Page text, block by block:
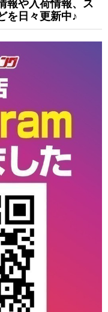
報や入荷情報、ス
を日々更新中♪